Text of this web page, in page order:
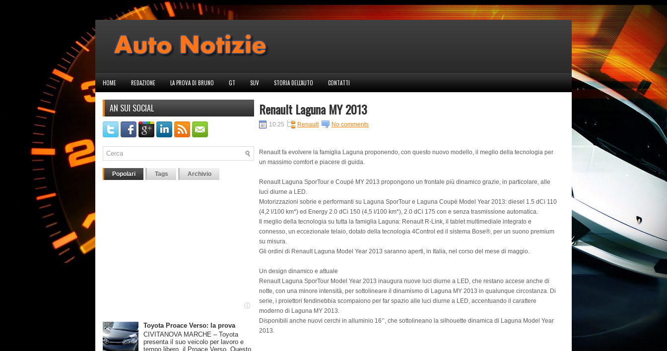
HOME REDAZIONE LA PROVA DI BRUNO GT SUV STORIA DELL'AUTO CONTATTI
AN SUI SOCIAL
Popolari Tags Archivio
Toyota Proace Verso: la prova
CIVITANOVA MARCHE – Toyota
presenta il suo veicolo per lavoro e
tempo libero, il Proace Verso. Questo
Renault Laguna MY 2013
10:25 Renault No comments
Renault fa evolvere la famiglia Laguna proponendo, con questo nuovo modello, il meglio della tecnologia per
un massimo comfort e piacere di guida.
Renault Laguna SporTour e Coupé MY 2013 propongono un frontale più dinamico grazie, in particolare, alle
luci diurne a LED.
Motorizzazioni sobrie e performanti su Laguna SporTour e Laguna Coupé Model Year 2013: diesel 1.5 dCi 110
(4,2 l/100 km*) ed Energy 2.0 dCi 150 (4,5 l/100 km*), 2.0 dCi 175 con e senza trasmissione automatica.
Il meglio della tecnologia su tutta la famiglia Laguna: Renault R-Link, il tablet multimediale integrato e
connesso, un eccezionale telaio, dotato della tecnologia 4Control ed il sistema Bose®, per un suono premium
su misura.
Gli ordini di Renault Laguna Model Year 2013 saranno aperti, in Italia, nel corso del mese di maggio.
Un design dinamico e attuale
Renault Laguna SporTour Model Year 2013 inaugura nuove luci diurne a LED, che restano accese anche di
notte, con una minore intensità, per sottolineare il dinamismo di Laguna MY 2013 in qualunque circostanza. Di
serie, i proiettori fendinebbia scompaiono per far spazio alle luci diurne a LED, accentuando il carattere
moderno di Laguna MY 2013.
Disponibili anche nuovi cerchi in alluminio 16’’, che sottolineano la silhouette dinamica di Laguna Model Year
2013.